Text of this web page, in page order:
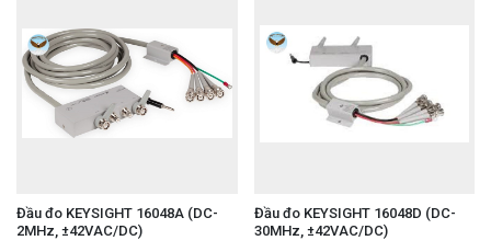
Đầu đo KEYSIGHT 16048A (DC-
2MHz, ±42VAC/DC)
Đầu đo KEYSIGHT 16048D (DC-
30MHz, ±42VAC/DC)